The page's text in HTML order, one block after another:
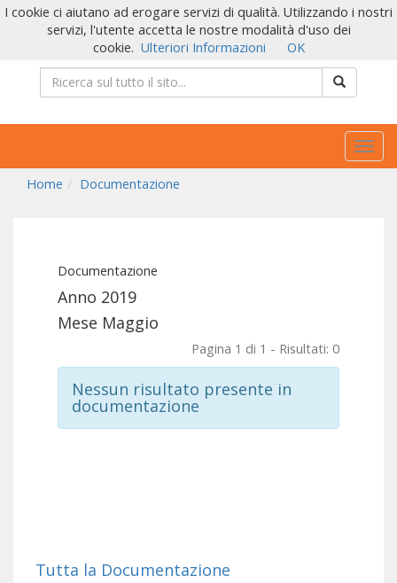
Home
Documentazione
Documentazione
Anno 2019
Mese Maggio
Pagina 1 di 1 - Risultati: 0
Nessun risultato presente in
documentazione
Tutta la Documentazione
I cookie ci aiutano ad erogare servizi di qualità. Utilizzando i nostri
servizi, l'utente accetta le nostre modalità d'uso dei
cookie. Ulteriori Informazioni OK